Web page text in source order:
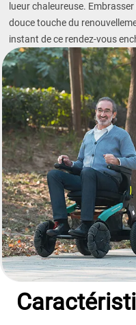
lueur chaleureuse.
douce touche du
instant de ce rendez-vous